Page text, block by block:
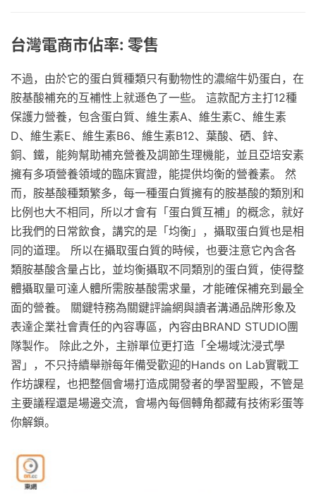
台灣電商市佔率: 零售
不過，由於它的蛋白質種類只有動物性的濃縮牛奶蛋白，在
胺基酸補充的互補性上就遜色了一些。 這款配方主打12種
保護力營養，包含蛋白質、維生素A、維生素C、維生素
D、維生素E、維生素B6、維生素B12、葉酸、硒、鋅、
銅、鐵，能夠幫助補充營養及調節生理機能，並且亞培安素
擁有多項營養領域的臨床實證，能提供均衡的營養素。 然
而，胺基酸種類繁多，每一種蛋白質擁有的胺基酸的類別和
比例也大不相同，所以才會有「蛋白質互補」的概念，就好
比我們的日常飲食，講究的是「均衡」，攝取蛋白質也是相
同的道理。 所以在攝取蛋白質的時候，也要注意它內含各
類胺基酸含量占比，並均衡攝取不同類別的蛋白質，使得整
體攝取量可達人體所需胺基酸需求量，才能確保補充到最全
面的營養。 關鍵特務為關鍵評論網與讀者溝通品牌形象及
表達企業社會責任的內容專區，內容由BRAND STUDIO團
隊製作。 除此之外，主辦單位更打造「全場域沈浸式學
習」，不只持續舉辦每年備受歡迎的Hands on Lab實戰工
作坊課程，也把整個會場打造成開發者的學習聖殿，不管是
主要議程還是場邊交流，會場內每個轉角都藏有技術彩蛋等
你解鎖。